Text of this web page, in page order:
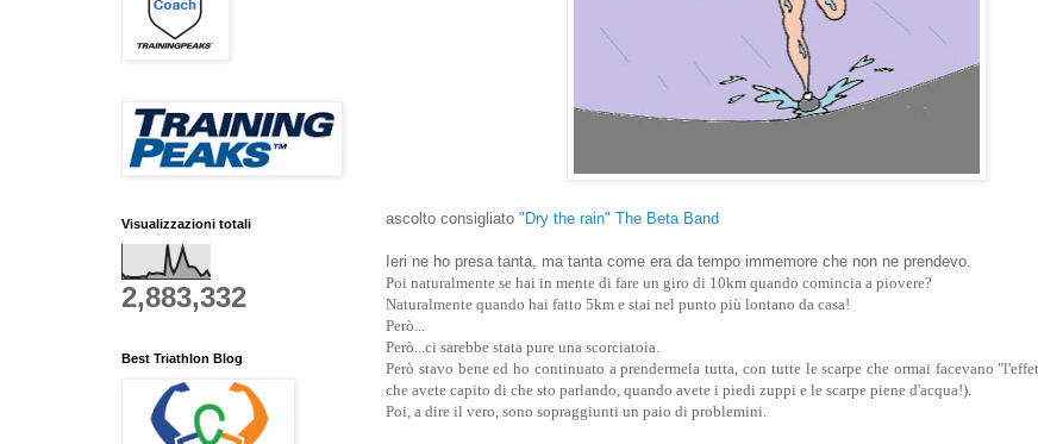
ascolto consigliato "Dry the rain" The Beta Band
Ieri ne ho presa tanta, ma tanta come era da tempo immemore che non ne prendevo.
Poi naturalmente se hai in mente di fare un giro di 10km quando comincia a piovere?
Naturalmente quando hai fatto 5km e stai nel punto più lontano da casa!
Però...
Però...ci sarebbe stata pure una scorciatoia.
Però stavo bene ed ho continuato a prendermela tutta, con tutte le scarpe che ormai facevano
che avete capito di che sto parlando, quando avete i piedi zuppi e le scarpe piene d'acqua!).
Poi, a dire il vero, sono sopraggiunti un paio di problemini.
Visualizzazioni totali
2,883,332
Best Triathlon Blog